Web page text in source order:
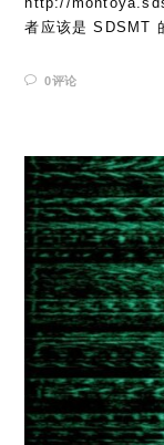
者应该是 SDSMT
0评论